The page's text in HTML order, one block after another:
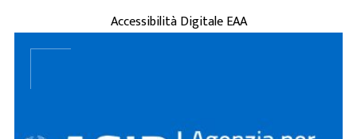
Accessibilità Digitale EAA